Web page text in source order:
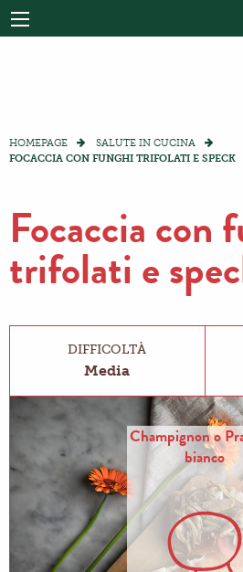
HOMEPAGE
SALUTE IN CUCINA
FOCACCIA CON FUNGHI TRIFOLATI E SPECK
Focaccia con
trifolati e
DIFFICOLTÀ
Media
Champignon o
bianco